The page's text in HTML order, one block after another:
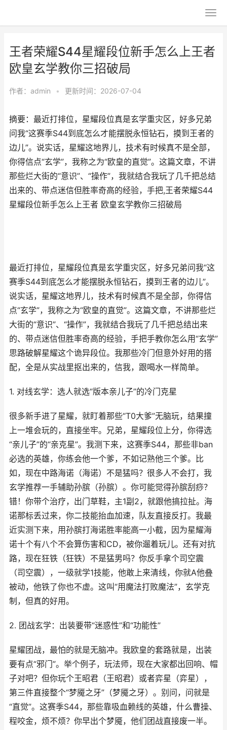
王者荣耀S44星耀段位新手怎么上王者
欧皇玄学教你三招破局
作者： admin • 更新时间：2026-07-04
摘要：最近打排位，星耀段位真是玄学重灾区，好多兄弟
问我“这赛季S44到底怎么才能摆脱永恒钻石，摸到王者的
边儿”。说实话，星耀这地界儿，技术有时候真不是全部，
你得信点“玄学”，我称之为“欧皇的直觉”。这篇文章，不讲
那些烂大街的“意识”、“操作”，我就结合我玩了几千把总结
出来的、带点迷信但胜率奇高的经验，手把,王者荣耀S44
星耀段位新手怎么上王者 欧皇玄学教你三招破局
最近打排位，星耀段位真是玄学重灾区，好多兄弟问我“这
赛季S44到底怎么才能摆脱永恒钻石，摸到王者的边儿”。
说实话，星耀这地界儿，技术有时候真不是全部，你得信
点“玄学”，我称之为“欧皇的直觉”。这篇文章，不讲那些烂
大街的“意识”、“操作”，我就结合我玩了几千把总结出来
的、带点迷信但胜率奇高的经验，手把手教你怎么用“玄学”
思路破解星耀这个诡异段位。我那些冷门但意外好用的搭
配，全是从实战里抠出来的，信我，跟喝水一样简单。
1. 对线玄学：选人就选“版本亲儿子”的冷门克星
很多新手进了星耀，就盯着那些“T0大爹”无脑玩，结果撞
上一堆会玩的，直接坐牢。兄弟，星耀段位上分，你得选
“亲儿子”的“亲克星”。我测下来，这赛季S44，那些非ban
必选的英雄，你练会他一个爹，不如记熟他三个爹。比
如，现在中路海诺（海诺）不是猛吗？很多人不会打，我
玄学推荐一手辅助孙膑（孙膑）。你可能觉得孙膑刮痧？
错！你带个治疗，出门草鞋，主1副2，就跟他搞拉扯。海
诺那标丢过来，你二技能抬血加速，队友直接反打。我最
近实测下来，用孙膑打海诺胜率能高一小截，因为星耀海
诺十个有八个不会算伤害和CD，被你遛着玩儿。还有对抗
路，现在狂铁（狂铁）不是猛男吗？你反手拿个司空震
（司空震），一级就学1技能，他敢上来清线，你就A他叠
被动，他铁了你也不虚。这叫“用魔法打败魔法”，玄学克
制，但真的好用。
2. 团战玄学：出装要带“迷惑性”和“功能性”
星耀团战，最怕的就是无脑冲。我欧皇的套路就是，出装
要有点“邪门”。举个例子，玩法师，现在大家都出回响、帽
子对吧？但你玩个王昭君（王昭君）或者弈星（弈星），
第三件直接整个“梦魇之牙”（梦魇之牙）。别问，问就是
“直觉”。这赛季S44，那些靠吸血赖线的英雄，什么曹操、
程咬金，烦不烦？你早出个梦魇，他们团战直接废一半。